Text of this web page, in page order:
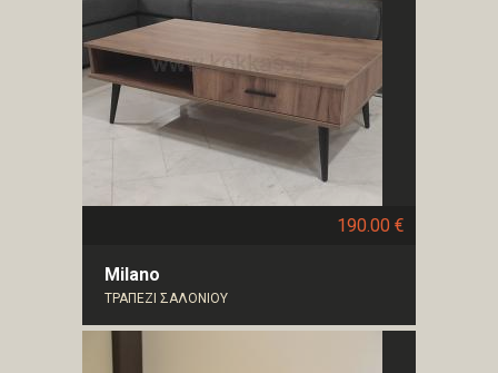
190.00 €
Milano
ΤΡΑΠΕΖΙ ΣΑΛΟΝΙΟΥ